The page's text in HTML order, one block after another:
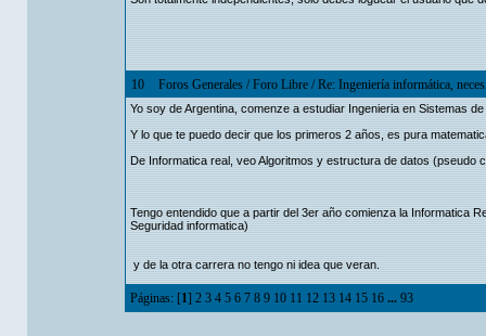
10 Foros Generales/Foro Libre/Re: Ingeniería informática,
Yo soy de Argentina, comenze a estudiar Ingenieria en Sistemas
Y lo que te puedo decir que los primeros 2 años, es pura
De Informatica real, veo Algoritmos y estructura de datos
Tengo entendido que a partir del 3er año comienza la Informatica
Seguridad informatica)
y de la otra carrera no tengo ni idea que veran.
Páginas: [1] 2 3 4 5 6 7 8 9 10 11 12 13 14 15 16 ... 93